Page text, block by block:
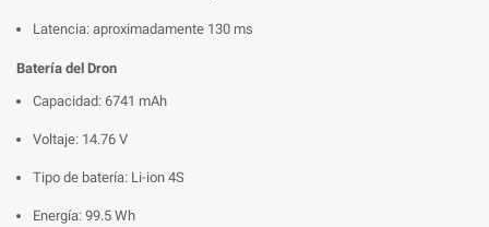
Latencia: aproximadamente 130 ms
Batería del Dron
Capacidad: 6741 mAh
Voltaje: 14.76 V
Tipo de batería: Li-ion 4S
Energía: 99.5 Wh